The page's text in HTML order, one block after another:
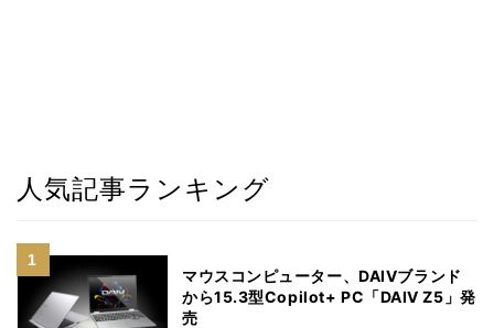
人気記事ランキング
マウスコンピューター、DAIVブランド
から15.3型Copilot+ PC「DAIV Z5」発
売